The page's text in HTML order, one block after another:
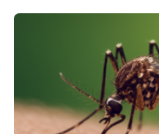
Grünalgen, die vor
lebten. Unter den Vorfahren
die noch heute in der Natur
Süßwasseralge
dieser Gruppe bilden aus
mit scheibenförmiger